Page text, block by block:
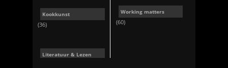
Kookkunst
(36)
Literatuur & Lezen
Working matters
(60)